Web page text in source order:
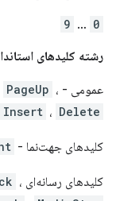
0
…
9
رشته کلیدهای
عمومی - PageUp ،
Insert ، Delete
کلیدهای جهت‌نما -
کلیدهای رسانه‌ای ،